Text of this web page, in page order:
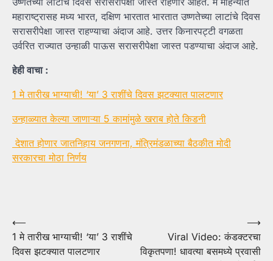
महाराष्ट्रासह मध्य भारत, दक्षिण भारतात भारतात उष्णतेच्या लाटांचे दिवस
सरासरीपेक्षा जास्त राहण्याचा अंदाज आहे. उत्तर किनारपट्टी वगळता
उर्वरित राज्यात उन्हाळी पाऊस सरासरीपेक्षा जास्त पडण्याचा अंदाज आहे.
हेही वाचा :
1 मे तारीख भाग्याची! ‘या’ 3 राशींचे दिवस झटक्यात पालटणार
उन्हाळ्यात केल्या जाणाऱ्या 5 कामांमुळे खराब होते किडनी
देशात होणार जातनिहाय जनगणना, मंत्रिमंडळाच्या बैठकीत मोदी
सरकारचा मोठा निर्णय
Post
navigation
⟵
1 मे तारीख भाग्याची! ‘या’ 3 राशींचे
दिवस झटक्यात पालटणार
Viral Video: कंडक्टरचा
विकृतपणा! धावत्या बसमध्ये प्रवासी
⟶